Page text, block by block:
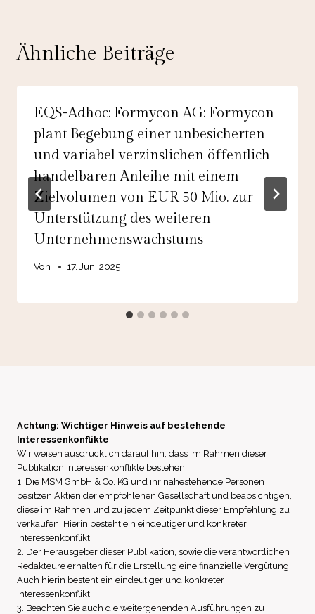
Ähnliche Beiträge
EQS-Adhoc: Formycon AG: Formycon
plant Begebung einer unbesicherten
und variabel verzinslichen öffentlich
handelbaren Anleihe mit einem
Zielvolumen von EUR 50 Mio. zur
Unterstützung des weiteren
Unternehmenswachstums
Von 17. Juni 2025
Achtung: Wichtiger Hinweis auf bestehende
Interessenkonflikte
Wir weisen ausdrücklich darauf hin, dass im Rahmen dieser
Publikation Interessenkonflikte bestehen:
1. Die MSM GmbH & Co. KG und ihr nahestehende Personen
besitzen Aktien der empfohlenen Gesellschaft und beabsichtigen,
diese im Rahmen und zu jedem Zeitpunkt dieser Empfehlung zu
verkaufen. Hierin besteht ein eindeutiger und konkreter
Interessenkonflikt.
2. Der Herausgeber dieser Publikation, sowie die verantwortlichen
Redakteure erhalten für die Erstellung eine finanzielle Vergütung.
Auch hierin besteht ein eindeutiger und konkreter
Interessenkonflikt.
3. Beachten Sie auch die weitergehenden Ausführungen zu